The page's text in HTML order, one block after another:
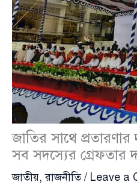
জাতির সাথে
সব সদস্যের গ্রেফতার
জাতীয়,রাজনীতি/ Leave a